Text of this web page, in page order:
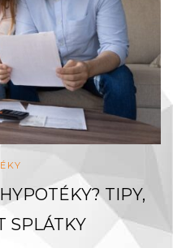
TIPY,
SPLÁTKY